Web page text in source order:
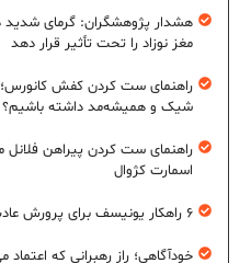
هشدار پژوهشگران: گرمای شدید
مغز نوزاد را تحت تأثیر قرار دهد
شیک و همیشه‌مد داشته باشیم؟
راهنمای ست کردن پیراهن فلانل
اسمارت کژوال
۶ راهکار یونیسف برای پرورش عادت‌های غذایی سالم در کودکان
خودآگاهی؛ راز رهبرانی که